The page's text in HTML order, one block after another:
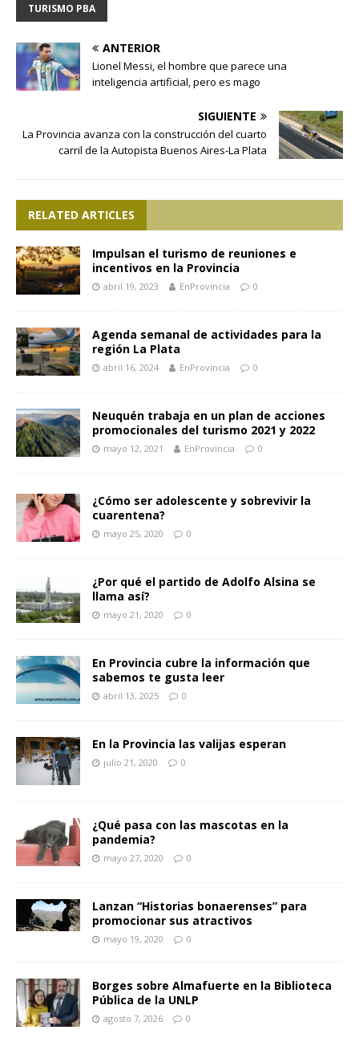
TURISMO PBA
ANTERIOR
Lionel Messi, el hombre que parece una
inteligencia artificial, pero es mago
SIGUIENTE
La Provincia avanza con la construcción del cuarto
carril de la Autopista Buenos Aires-La Plata
RELATED ARTICLES
Impulsan el turismo de reuniones e
incentivos en la Provincia
abril 19, 2023 EnProvincia 0
Agenda semanal de actividades para la
región La Plata
abril 16, 2024 EnProvincia 0
Neuquén trabaja en un plan de acciones
promocionales del turismo 2021 y 2022
mayo 12, 2021 EnProvincia 0
¿Cómo ser adolescente y sobrevivir la
cuarentena?
mayo 25, 2020 0
¿Por qué el partido de Adolfo Alsina se
llama así?
mayo 21, 2020 0
En Provincia cubre la información que
sabemos te gusta leer
abril 13, 2025 0
En la Provincia las valijas esperan
julio 21, 2020 0
¿Qué pasa con las mascotas en la
pandemia?
mayo 27, 2020 0
Lanzan “Historias bonaerenses” para
promocionar sus atractivos
mayo 19, 2020 0
Borges sobre Almafuerte en la Biblioteca
Pública de la UNLP
agosto 7, 2026 0